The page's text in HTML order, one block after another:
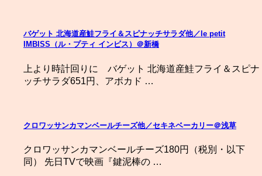
バゲット 北海道産鮭フライ＆スピナッチサラダ他／le petit
IMBISS（ル・プティ インビス）＠新橋
上より時計回りに バゲット 北海道産鮭フライ＆スピナ
ッチサラダ651円、アボカド …
クロワッサンカマンベールチーズ他／セキネベーカリー＠浅草
クロワッサンカマンベールチーズ180円（税別・以下
同） 先日TVで映画『鍵泥棒の …